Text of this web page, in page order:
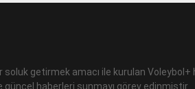
soluk getirmek amacı ile kurulan
haberleri sunmayı görev edinmiştir.